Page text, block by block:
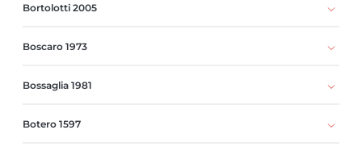
Bortolotti 2005
Boscaro 1973
Bossaglia 1981
Botero 1597